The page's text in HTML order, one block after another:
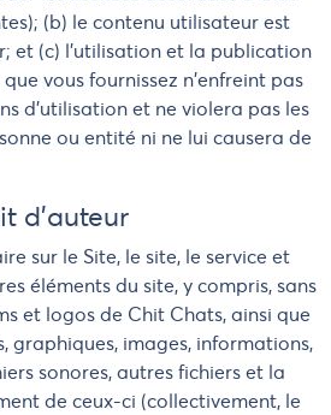
(b) le contenu utilisateur est
et (c) l'utilisation et la publication
vous fournissez n'enfreint pas
d'utilisation et ne violera pas les
ou entité ni ne lui causera de
d’auteur
sur le Site, le site, le service et
éléments du site, y compris, sans
et logos de Chit Chats, ainsi que
graphiques, images, informations,
sonores, autres fichiers et la
de ceux-ci (collectivement, le